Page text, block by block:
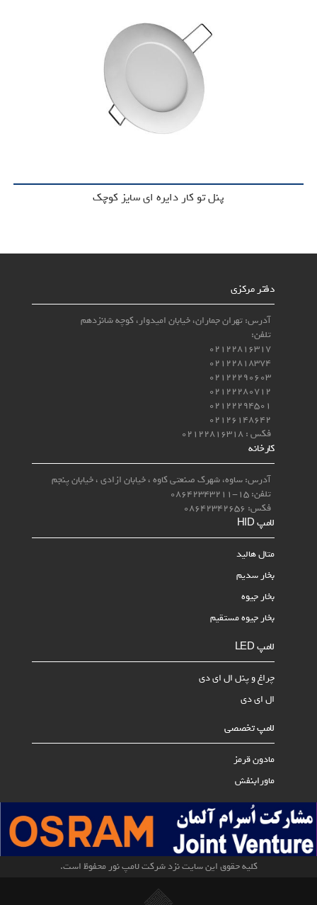
پنل تو کار دایره ای سایز کوچک
دفتر مرکزی
آدرس: تهران جماران، خیابان امیدوار، کوچه شانزدهم
تلفن:
02122816317
02122818374
02122290603
02122280712
02122294501
02126148642
فکس : 02122816318
کارخانه
آدرس: ساوه، شهرک صنعتی کاوه ، خیابان ازادی ، خیابان پنجم
تلفن: 15-08642343211
فکس: 08642342656
لامپ‌ HID
متال هالید
بخار سدیم
بخار جیوه
بخار جیوه مستقیم
لامپ LED
چراغ و پنل ال ای دی
ال ای دی
لامپ تخصصی
مادون قرمز
ماورابنفش
کلیه حقوق این سایت نزد شرکت لامپ نور محفوظ است.